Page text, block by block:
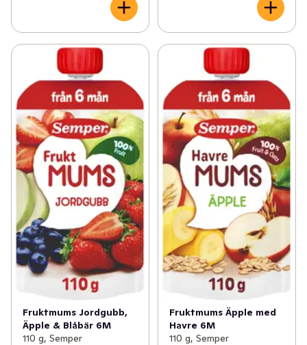
Fruktmums Jordgubb,
Äpple & Blåbär 6M
110 g, Semper
Fruktmums Äpple med
Havre 6M
110 g, Semper